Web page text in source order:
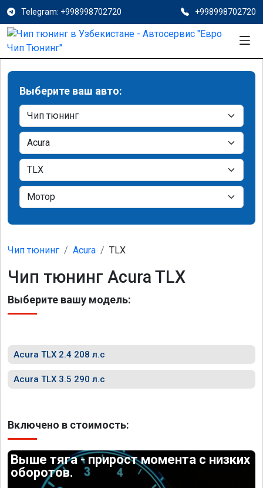
Telegram: +998998702720 +998998702720
Выберите ваш авто:
Чип тюнинг Acura TLX
Чип тюнинг Acura TLX
Выберите вашу модель:
Acura TLX 2.4 208 л.с
Acura TLX 3.5 290 л.с
Включено в стоимость:
Выше тяга - прирост момента с низких
оборотов.